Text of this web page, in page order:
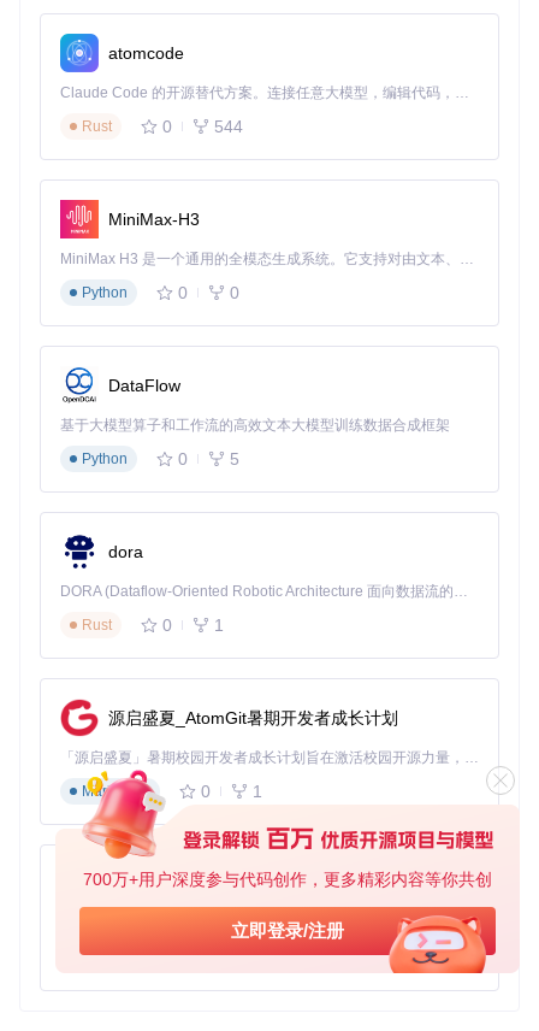
700万+用户深度参与代码创作，更多精彩内容等你共创
立即登录/注册
或者在 TypeScript 中：
// src/config.ts
const
config = {
: {
host: 'localhost',
port: 3000
  },
logging: {
  }
以上是 mxreality.js 项目的基本教程，涵盖了项目的目录结
构、启动文件和配置文件的介绍。希望这些信息能帮助你更好
地理解和使用该项目。
atomcode
Claude Code 的开源替代方案。连接任意大模型，编辑代码，运行命令，自动验证 — 全自动执行。用 Rust 构建，极致性能。 ｜ An open-source alternative to Claude Code. Connect any LLM, edit code, run commands, and verify changes — autonomously. Built in Rust for speed. Get Started
Rust
0 544
MiniMax-H3
MiniMax H3 是一个通用的全模态生成系统。它支持对由文本、图像、视频和音频组成的多模态上下文进行统一理解，并能生成分辨率高达 2K、时长可达 15 秒的带原生立体声音频的视频。得益于面向任务泛化的系统设计，H3 在预训练阶段就已具备广泛的多模态上下文理解与生成能力，能够出色地执行复杂的多模态指令。
Python
0 0
DataFlow
基于大模型算子和工作流的高效文本大模型训练数据合成框架
Python
0 5
dora
DORA (Dataflow-Oriented Robotic Architecture 面向数据流的机器人架构) 是为 AI 与具身智能机器人打造的高性能开发框架，以数据流范式重构开发逻辑，原生支持分布式部署与端边云协同 —— 无需复杂适配，即可实现一体端到端具身大小脑、VLA等模型部署，无缝衔接感知、推理、控制全链路，让 AI 能力与机器人动作深度融合。 依托 Rust 内核与零拷贝通信技术，它将具身大小脑、VLA等模型推理、多模态数据融合延迟压缩至微秒级，同时兼容 ROS2 生态与国产 AI 芯片，彻底降低具身智能机器人的开发门槛，让分布式部署下的 AI 赋能创新更高效、更灵活。
Rust
0 1
源启盛夏_AtomGit暑期开发者成长计划
「源启盛夏」暑期校园开发者成长计划旨在激活校园开源力量，通过积分激励、认证扶持、资源倾斜等形式，引导高校组织和开发者完成「入驻 — 建项目 — 做贡献 — 获认证 — 得资源」的完整闭环。无论你是想带领社团入驻平台的组织者，还是希望用代码贡献证明自己的开发者，都能在这里找到属于你的成长路径。
Markdown
0 1
py-xiaozhi
基于Python的Xiaozhi AI，适用于想要完整Xiaozhi体验而无需拥有专用硬件的用户。
Python
0 1